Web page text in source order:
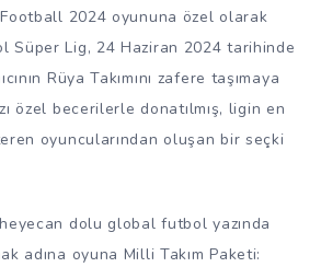
2024 oyununa özel olarak
Süper Lig, 24 Haziran 2024 tarihinde
Rüya Takımını zafere taşımaya
özel becerilerle donatılmış, ligin en
oyuncularından oluşan bir seçki
dolu global futbol yazında
adına oyuna Milli Takım Paketi: